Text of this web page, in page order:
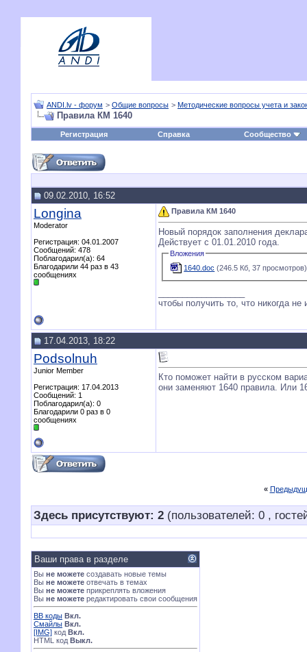
ANDI.lv - форум > Общие вопросы > Методические вопросы учета и
Правила КМ 1640
Регистрация Справка Сообщество
09.02.2010, 16:52
Longina
Moderator
Регистрация: 04.01.2007
Сообщений: 478
Поблагодарил(а): 64
Благодарили 44 раз в 43
сообщениях
Правила КМ 1640
Новый порядок заполнения
Действует с 01.01.2010 года.
Вложения
1640.doc (246.5 Кб, 37 просмотров)
чтобы получить то, что никогда
17.04.2013, 18:22
Podsolnuh
Junior Member
Регистрация: 17.04.2013
Сообщений: 1
Поблагодарил(а): 0
Благодарили 0 раз в 0
сообщениях
Кто поможет найти в русском
они заменяют 1640 правила. Или
«
Здесь присутствуют: 2 (пользователей: 0 ,
Ваши права в разделе
Вы не можете создавать новые темы
Вы не можете отвечать в темах
Вы не можете прикреплять вложения
Вы не можете редактировать свои сообщения
BB коды Вкл.
Смайлы Вкл.
[IMG] код Вкл.
HTML код Выкл.